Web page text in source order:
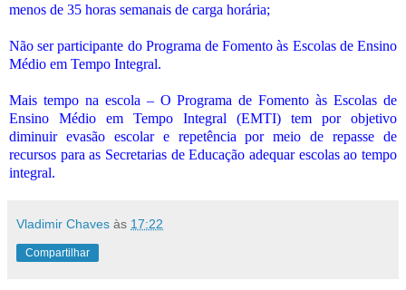
menos de 35 horas semanais de carga horária;
Não ser participante do Programa de Fomento às Escolas de Ensino
Médio em Tempo Integral.
Mais tempo na escola – O Programa de Fomento às Escolas de
Ensino Médio em Tempo Integral (EMTI) tem por objetivo
diminuir evasão escolar e repetência por meio de repasse de
recursos para as Secretarias de Educação adequar escolas ao tempo
integral.
Vladimir Chaves às 17:22
Compartilhar